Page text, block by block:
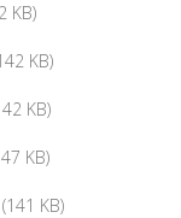
KB)
KB)
KB)
KB)
KB)